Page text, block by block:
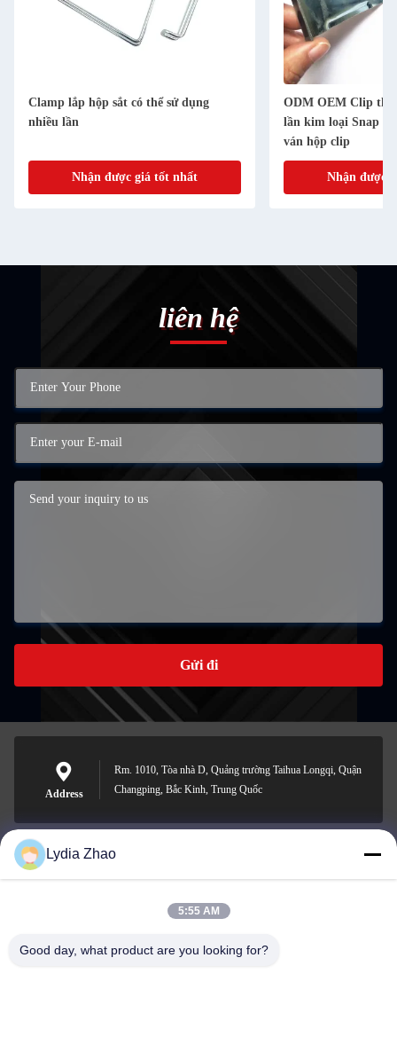
Clamp lắp hộp sắt có thể sử dụng
nhiều lần
Nhận được giá tốt nhất
ODM OEM Clip
lần kim loại Snap
ván hộp clip
Nhận được
liên hệ
Gửi đi
Address
Rm. 1010, Tòa nhà D, Quảng trường Taihua Longqi, Quận
Changping, Bắc Kinh, Trung Quốc
jesingd@vip.sina.com
Lydia Zhao
5:55 AM
Good day, what product are you looking for?